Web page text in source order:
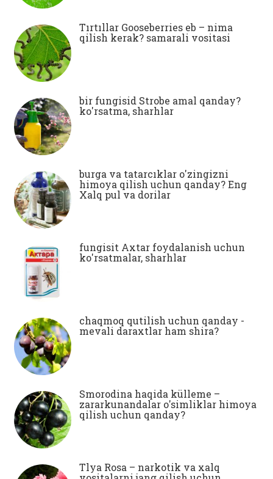
Tırtıllar Gooseberries eb – nima
qilish kerak? samarali vositasi
bir fungisid Strobe amal qanday?
ko'rsatma, sharhlar
burga va tatarcıklar o'zingizni
himoya qilish uchun qanday? Eng
Xalq pul va dorilar
fungisit Axtar foydalanish uchun
ko'rsatmalar, sharhlar
chaqmoq qutilish uchun qanday -
mevali daraxtlar ham shira?
Smorodina haqida külleme –
zararkunandalar o'simliklar himoya
qilish uchun qanday?
Tlya Rosa – narkotik va xalq